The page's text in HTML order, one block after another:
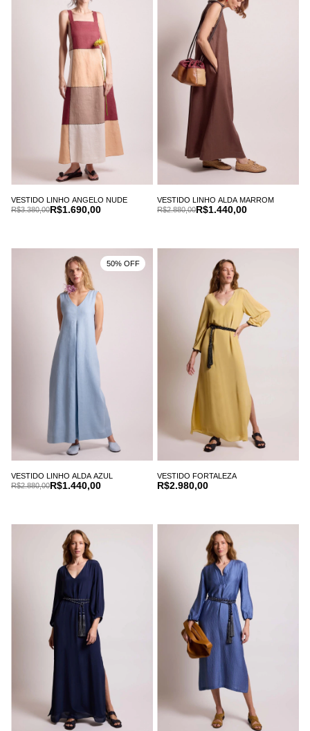
VESTIDO LINHO ANGELO NUDE
R$1.690,00
R$3.380,00
VESTIDO LINHO ALDA MARROM
R$1.440,00
R$2.880,00
VESTIDO LINHO ALDA AZUL
R$1.440,00
R$2.880,00
50% OFF
VESTIDO FORTALEZA
R$2.980,00